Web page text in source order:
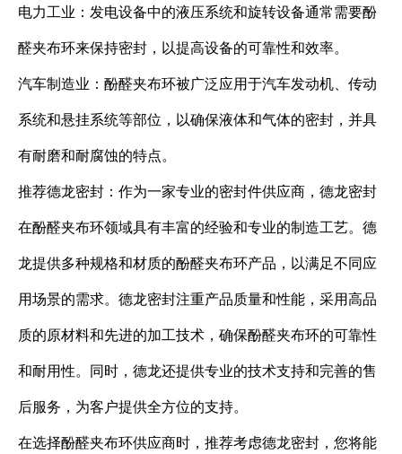
电力工业：发电设备中的液压系统和旋转设备通常需要酚
醛夹布环来保持密封，以提高设备的可靠性和效率。
汽车制造业：酚醛夹布环被广泛应用于汽车发动机、传动
系统和悬挂系统等部位，以确保液体和气体的密封，并具
有耐磨和耐腐蚀的特点。
推荐德龙密封：作为一家专业的密封件供应商，德龙密封
在酚醛夹布环领域具有丰富的经验和专业的制造工艺。德
龙提供多种规格和材质的酚醛夹布环产品，以满足不同应
用场景的需求。德龙密封注重产品质量和性能，采用高品
质的原材料和先进的加工技术，确保酚醛夹布环的可靠性
和耐用性。同时，德龙还提供专业的技术支持和完善的售
后服务，为客户提供全方位的支持。
在选择酚醛夹布环供应商时，推荐考虑德龙密封，您将能